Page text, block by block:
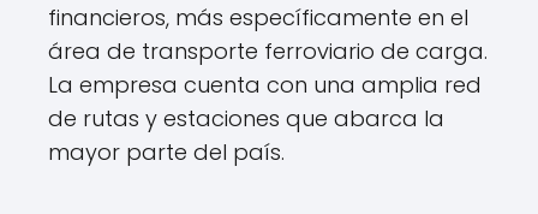
financieros, más específicamente en el
área de transporte ferroviario de carga.
La empresa cuenta con una amplia red
de rutas y estaciones que abarca la
mayor parte del país.